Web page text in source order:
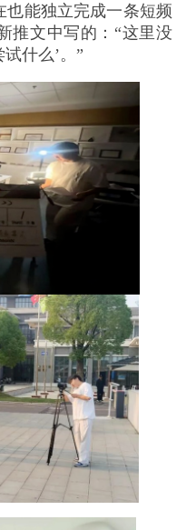
也能独立完成一条短频
推文中写的：“这里没
什么’。”